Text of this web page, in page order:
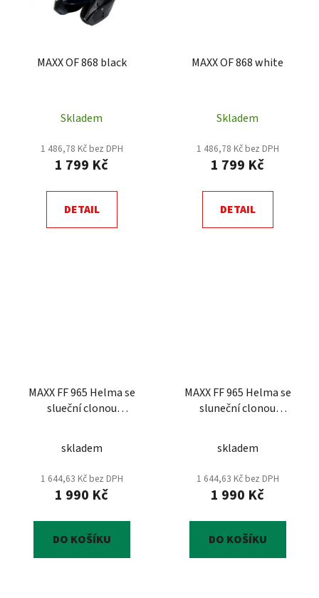
MAXX OF 868 black
Skladem
1 486,78 Kč bez DPH
1 799 Kč
DETAIL
MAXX OF 868 white
Skladem
1 486,78 Kč bez DPH
1 799 Kč
DETAIL
MAXX FF 965 Helma se
slueční clonou
skladem
1 644,63 Kč bez DPH
1 990 Kč
DO KOŠÍKU
MAXX FF 965 Helma se
sluneční clonou
skladem
1 644,63 Kč bez DPH
1 990 Kč
DO KOŠÍKU